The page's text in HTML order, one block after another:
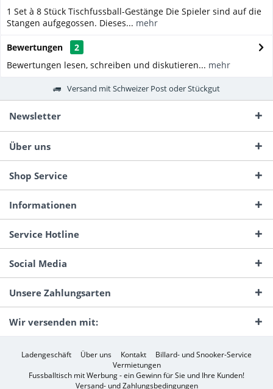
1 Set à 8 Stück Tischfussball-Gestänge Die Spieler sind auf die
Stangen aufgegossen. Dieses... mehr
Bewertungen
2
Bewertungen lesen, schreiben und diskutieren... mehr
Versand mit Schweizer Post oder Stückgut
Newsletter
Über uns
Shop Service
Informationen
Service Hotline
Social Media
Unsere Zahlungsarten
Wir versenden mit:
Ladengeschäft Über uns Kontakt
Billard- und Snooker-Service
Vermietungen
Fussballtisch mit Werbung - ein Gewinn für Sie und Ihre Kunden!
Versand- und Zahlungsbedingungen